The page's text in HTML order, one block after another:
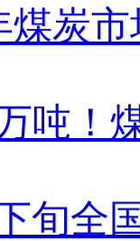
煤炭
吨！
旬全